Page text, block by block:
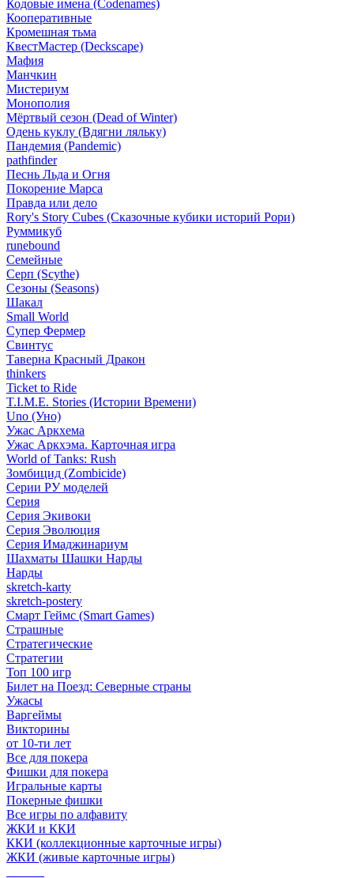
Кодовые имена (Codenames)
Кооперативные
Кромешная тьма
КвестМастер (Deckscape)
Мафия
Манчкин
Мистериум
Монополия
Мёртвый сезон (Dead of Winter)
Одень куклу (Вдягни ляльку)
Пандемия (Pandemic)
pathfinder
Песнь Льда и Огня
Покорение Марса
Правда или дело
Rory's Story Cubes (Сказочные кубики историй Рори)
Руммикуб
runebound
Семейные
Серп (Scythe)
Сезоны (Seasons)
Шакал
Small World
Супер Фермер
Свинтус
Таверна Красный Дракон
thinkers
Ticket to Ride
T.I.M.E. Stories (Истории Времени)
Uno (Уно)
Ужас Аркхема
Ужас Аркхэма. Карточная игра
World of Tanks: Rush
Зомбицид (Zombicide)
Серии РУ моделей
Серия
Серия Экивоки
Серия Эволюция
Серия Имаджинариум
Шахматы Шашки Нарды
Нарды
skretch-karty
skretch-postery
Смарт Геймс (Smart Games)
Страшные
Стратегические
Стратегии
Топ 100 игр
Билет на Поезд: Северные страны
Ужасы
Варгеймы
Викторины
от 10-ти лет
Все для покера
Фишки для покера
Игральные карты
Покерные фишки
Все игры по алфавиту
ЖКИ и ККИ
ККИ (коллекционные карточные игры)
ЖКИ (живые карточные игры)